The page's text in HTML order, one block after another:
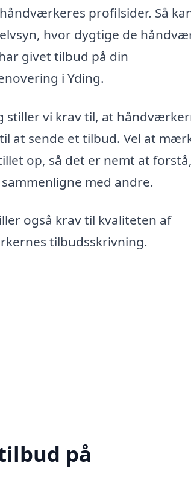
profilsider. Så
hvor dygtige de
givet tilbud på din
i Yding.
stiller vi krav til, at
at sende et tilbud. Vel at
op, så det er nemt at
med andre.
også krav til kvaliteten af
tilbudsskrivning.
på